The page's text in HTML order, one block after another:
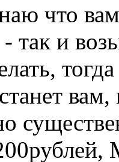
что
так и